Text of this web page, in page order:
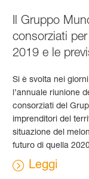
Il Gruppo
consorziati
2019 e le
Si è svolta nei
l’annuale riunione
consorziati del
imprenditori del
situazione del
futuro di quella
Leggi